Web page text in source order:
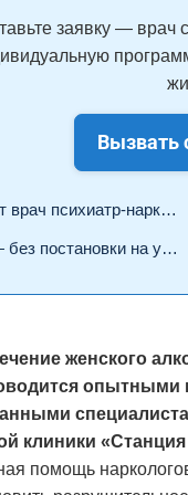
заявку — врач
Вызвать
психиатр-нарколог.
постановки на учёт.
женского
опытными
клиники
помощь